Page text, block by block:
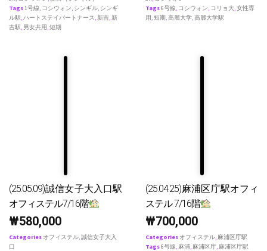
Tags1号線, コシウォン, シンギル, シンギ
ル駅,ハートステイパートナース,新吉,新
吉駅, 男女共用,短期
Tags6号線, コシウォン, コリョ大,女性専
用,短期,高麗大学,高麗大学駅
(25.05.09)誠信女子大入口駅
オフィステル7/16階
₩580,000
Categories オフィステル 誠信女子大入
口
(25.04.25)麻浦区庁駅オフィ
ステル 7/16階
₩700,000
Categories オフィステル 麻浦区庁駅
Tags6号線 麻浦 麻浦区庁 麻浦区庁駅